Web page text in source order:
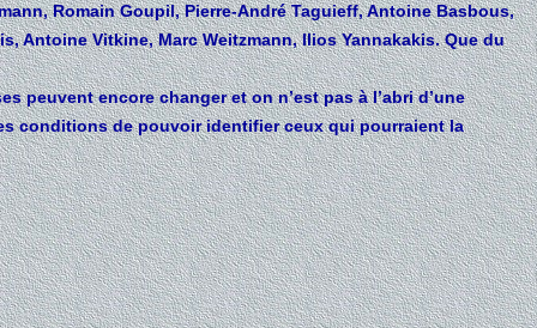
Romain Goupil, Pierre-André Taguieff, Antoine Basbous,
Antoine Vitkine, Marc Weitzmann, Ilios Yannakakis. Que du
peuvent encore changer et on n’est pas à l’abri d’une
conditions de pouvoir identifier ceux qui pourraient la